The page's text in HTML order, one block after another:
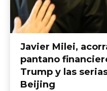
Javier Milei,
pantano
Trump y las
Beijing